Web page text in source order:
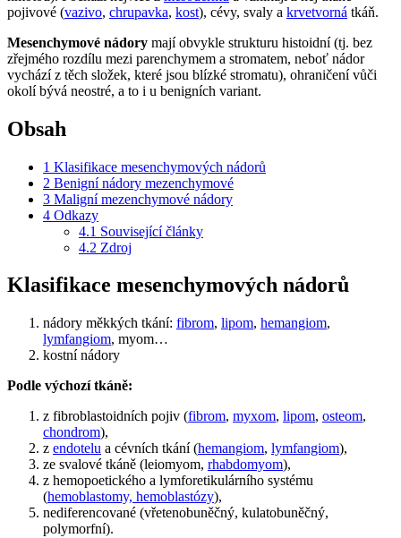
pojivové (vazivo, chrupavka, kost), cévy, svaly a krvetvorná tkáň.
Mesenchymové nádory mají obvykle strukturu histoidní (tj. bez
zřejmého rozdílu mezi parenchymem a stromatem, neboť nádor
vychází z těch složek, které jsou blízké stromatu), ohraničení vůči
okolí bývá neostré, a to i u benigních variant.
Obsah
1 Klasifikace mesenchymových nádorů
2 Benigní nádory mezenchymové
3 Maligní mezenchymové nádory
4 Odkazy
4.1 Související články
4.2 Zdroj
Klasifikace mesenchymových nádorů
nádory měkkých tkání: fibrom, lipom, hemangiom,
lymfangiom, myom…
kostní nádory
Podle výchozí tkáně:
z fibroblastoidních pojiv (fibrom, myxom, lipom, osteom,
chondrom),
z endotelu a cévních tkání (hemangiom, lymfangiom),
ze svalové tkáně (leiomyom, rhabdomyom),
z hemopoetického a lymforetikulárního systému
(hemoblastomy, hemoblastózy),
nediferencované (vřetenobuněčný, kulatobuněčný,
polymorfní).